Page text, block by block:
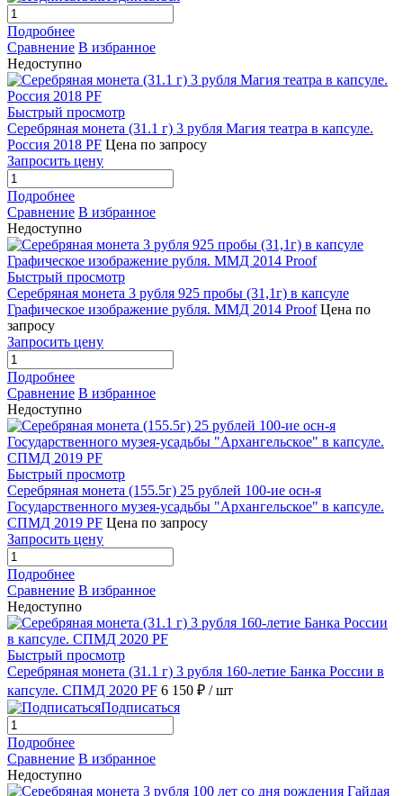
Подробнее
Сравнение В избранное
Недоступно
Быстрый просмотр
Серебряная монета (31.1 г) 3 рубля Магия театра в капсуле.
Россия 2018 PF Цена по запросу
Запросить цену
Подробнее
Сравнение В избранное
Недоступно
Быстрый просмотр
Серебряная монета 3 рубля 925 пробы (31,1г) в капсуле
Графическое изображение рубля. ММД 2014 Proof Цена по
запросу
Запросить цену
Подробнее
Сравнение В избранное
Недоступно
Быстрый просмотр
Серебряная монета (155.5г) 25 рублей 100-ие осн-я
Государственного музея-усадьбы "Архангельское" в капсуле.
СПМД 2019 PF Цена по запросу
Запросить цену
Подробнее
Сравнение В избранное
Недоступно
Быстрый просмотр
Серебряная монета (31.1 г) 3 рубля 160-летие Банка России в
капсуле. СПМД 2020 PF 6 150 ₽ / шт
Подписаться
Подробнее
Сравнение В избранное
Недоступно